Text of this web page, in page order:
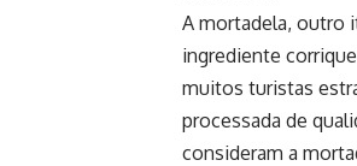
A mortadela, outro
ingrediente
muitos turistas
processada de
consideram a